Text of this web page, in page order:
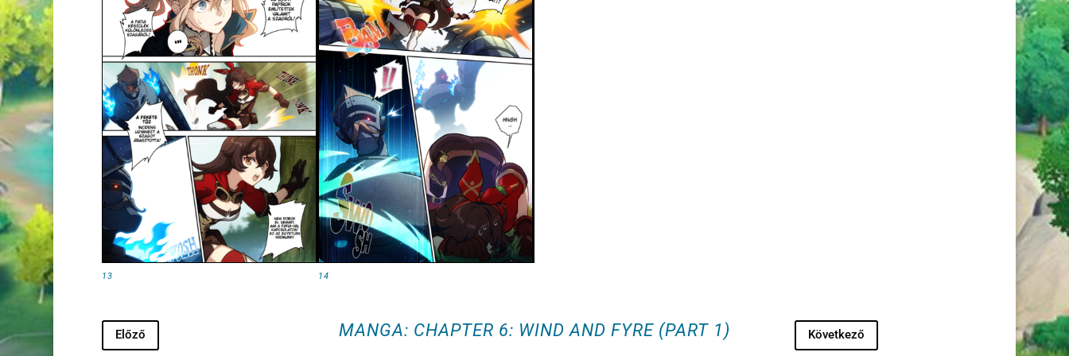
13 14
Előző MANGA: CHAPTER 6: WIND AND FYRE (PART 1) Következő